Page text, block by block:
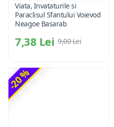
Viata, Invataturile si
Paraclisul Sfantului Voievod
Neagoe Basarab
7,38 Lei 9,00 Lei
-20 %